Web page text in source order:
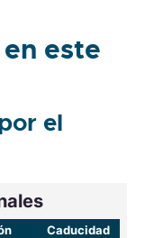
este
el
Caducidad